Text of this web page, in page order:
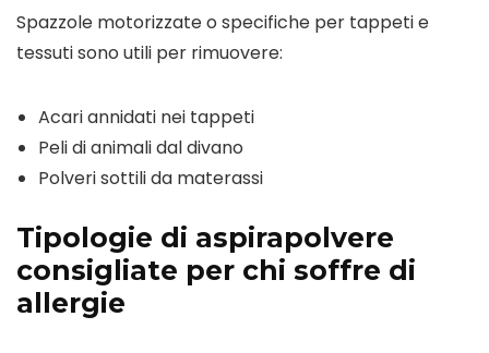
Spazzole motorizzate o specifiche per tappeti e
tessuti sono utili per rimuovere:
Acari annidati nei tappeti
Peli di animali dal divano
Polveri sottili da materassi
Tipologie di aspirapolvere
consigliate per chi soffre di
allergie